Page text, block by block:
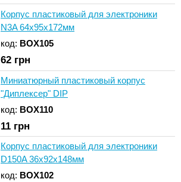
Корпус пластиковый для электроники
N3A 64x95x172мм
код: BOX105
62 грн
Миниатюрный пластиковый корпус
"Диплексер" DIP
код: BOX110
11 грн
Корпус пластиковый для электроники
D150A 36x92x148мм
код: BOX102